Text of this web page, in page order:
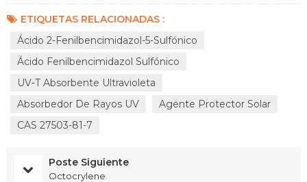
ETIQUETAS RELACIONADAS :
Ácido 2-Fenilbencimidazol-5-Sulfónico
Ácido Fenilbencimidazol Sulfónico
UV-T Absorbente Ultravioleta
Absorbedor De Rayos UV
Agente Protector Solar
CAS 27503-81-7
Poste Siguiente
Octocrylene